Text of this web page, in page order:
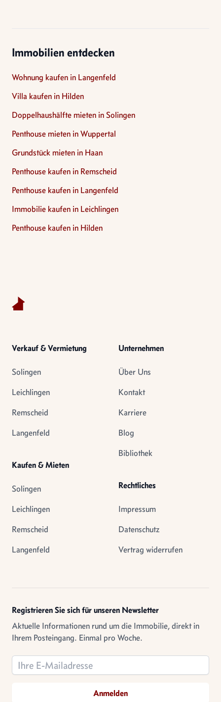
Immobilien entdecken
Wohnung kaufen in Langenfeld
Villa kaufen in Hilden
Doppelhaushälfte mieten in Solingen
Penthouse mieten in Wuppertal
Grundstück mieten in Haan
Penthouse kaufen in Remscheid
Penthouse kaufen in Langenfeld
Immobilie kaufen in Leichlingen
Penthouse kaufen in Hilden
Verkauf & Vermietung
Solingen
Leichlingen
Remscheid
Langenfeld
Kaufen & Mieten
Solingen
Leichlingen
Remscheid
Langenfeld
Unternehmen
Über Uns
Kontakt
Karriere
Blog
Bibliothek
Rechtliches
Impressum
Datenschutz
Vertrag widerrufen
Registrieren Sie sich für unseren Newsletter
Aktuelle Informationen rund um die Immobilie, direkt in
Ihrem Posteingang. Einmal pro Woche.
Email address
Anmelden